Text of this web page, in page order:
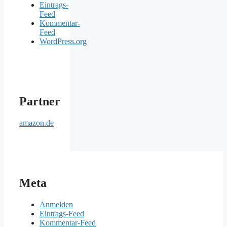
Eintrags-
Feed
Kommentar-
Feed
WordPress.org
Partner
amazon.de
Meta
Anmelden
Eintrags-Feed
Kommentar-Feed